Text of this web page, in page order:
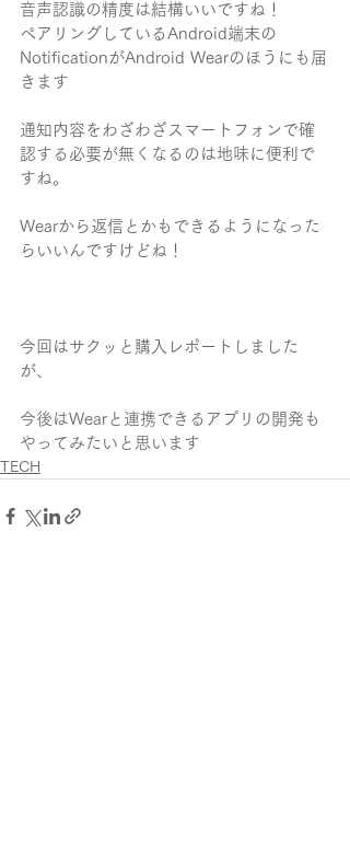
音声認識の精度は結構いいですね！
ペアリングしているAndroid端末の
NotificationがAndroid Wearのほうにも届
きます
通知内容をわざわざスマートフォンで確
認する必要が無くなるのは地味に便利で
すね。
Wearから返信とかもできるようになった
らいいんですけどね！
今回はサクッと購入レポートしました
が、
今後はWearと連携できるアプリの開発も
やってみたいと思います
TECH